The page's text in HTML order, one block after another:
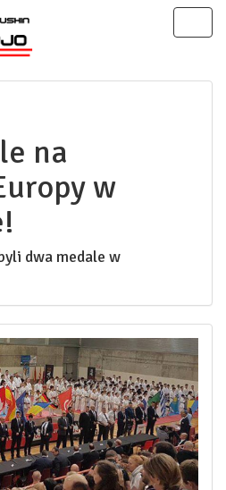
na
w
dwa medale w